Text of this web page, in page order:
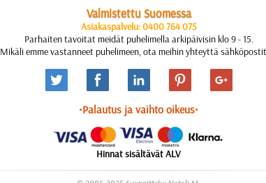
Valmistettu Suomessa
Asiakaspalvelu: 0400 764 075
Parhaiten tavoitat meidät puhelimella arkipäivisin klo 9 - 15.
Mikäli emme vastanneet puhelimeen, ota meihin yhteyttä
•Palautus ja vaihto oikeus•
Hinnat sisältävät ALV